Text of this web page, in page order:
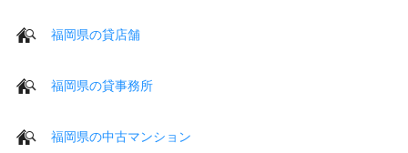
福岡県の貸店舗
福岡県の貸事務所
福岡県の中古マンション